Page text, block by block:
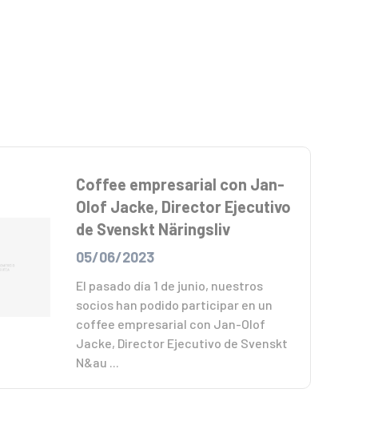
Coffee empresarial con Jan-
Olof Jacke, Director Ejecutivo
de Svenskt Näringsliv
05/06/2023
El pasado día 1 de junio, nuestros
socios han podido participar en un
coffee empresarial con Jan-Olof
Jacke, Director Ejecutivo de Svenskt
N&au ...